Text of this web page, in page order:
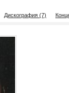
Дискография (7)